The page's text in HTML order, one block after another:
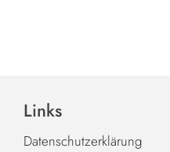
Links
Datenschutzerklärung